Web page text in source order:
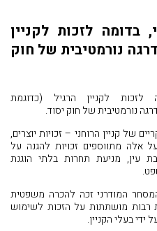
בדומה לזכות לקניין
נורמטיבית של חוק
לזכות לקניין הרגיל (כדוגמת
נורמטיבית של חוק יסוד.
של קניין הרוחני – זכויות יוצרים,
אלה מתווספים זכויות להגנה על
עין, מניעת תחרות בלתי הוגנת
המודרני זכה להכרה משפטית
רבות מושתתות על הזכות לשימוש
ידי בעלי הקניין.